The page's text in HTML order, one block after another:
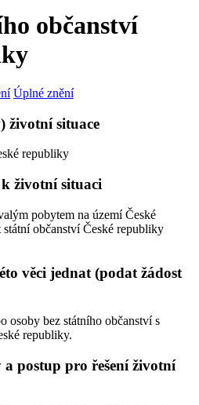
občanství
Úplné znění
životní situace
republiky
životní situaci
pobytem na území České
občanství České republiky
věci jednat (podat žádost
osoby bez státního občanství s
republiky.
postup pro řešení životní